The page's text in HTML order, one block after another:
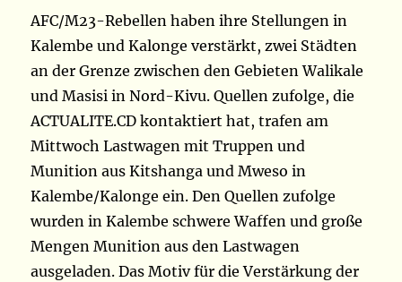
AFC/M23-Rebellen haben ihre Stellungen in
Kalembe und Kalonge verstärkt, zwei Städten
an der Grenze zwischen den Gebieten Walikale
und Masisi in Nord-Kivu. Quellen zufolge, die
ACTUALITE.CD kontaktiert hat, trafen am
Mittwoch Lastwagen mit Truppen und
Munition aus Kitshanga und Mweso in
Kalembe/Kalonge ein. Den Quellen zufolge
wurden in Kalembe schwere Waffen und große
Mengen Munition aus den Lastwagen
ausgeladen. Das Motiv für die Verstärkung der